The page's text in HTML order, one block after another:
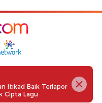
Disclaimer
Itikad Baik Terlapor
Cipta Lagu